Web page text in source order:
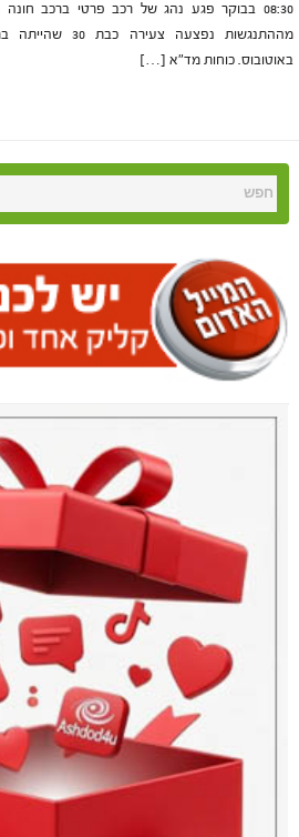
08:30 בבוקר פגע נהג של רכב פרטי ברכב
מההתנגשות נפצעה
באוטובוס. כוחות מד"א […]